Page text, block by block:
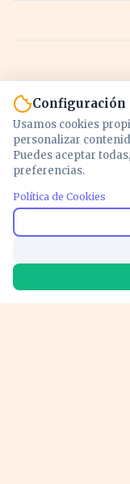
Noticias y
inversión y
para
Configuración
Usamos cookies
personalizar
Puedes aceptar
preferencias.
Política de Cookies